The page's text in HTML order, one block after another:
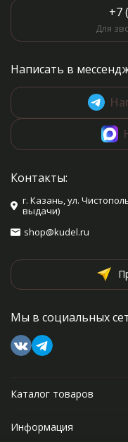
+7
Для
Написать в
Контакты:
г. Казань, ул.
выдачи)
shop@kudel.ru
Мы в социальных
Каталог товаров
Информация